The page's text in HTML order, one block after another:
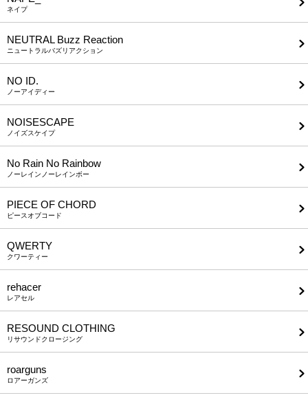
ネイプ
NEUTRAL Buzz Reaction
ニュートラルバズリアクション
NO ID.
ノーアイディー
NOISESCAPE
ノイズスケイプ
No Rain No Rainbow
ノーレインノーレインボー
PIECE OF CHORD
ピースオブコード
QWERTY
クワーティー
rehacer
レアセル
RESOUND CLOTHING
リサウンドクロージング
roarguns
ロアーガンズ